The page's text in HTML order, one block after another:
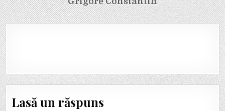
Lasă un răspuns